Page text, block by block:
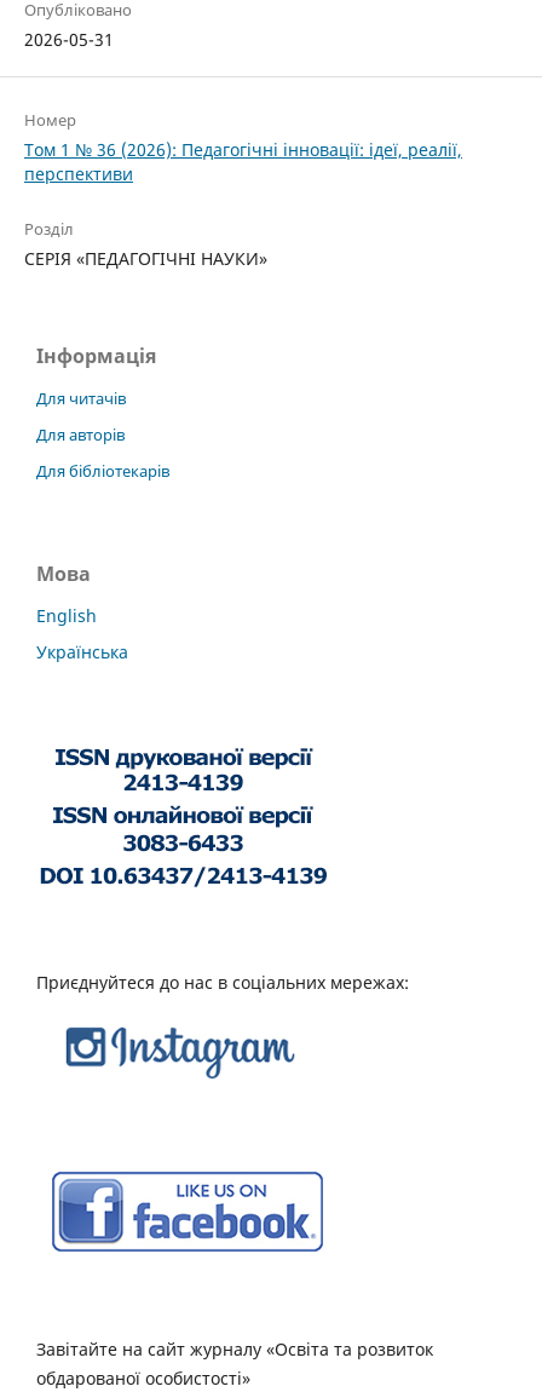
Опубліковано
2026-05-31
Номер
Том 1 № 36 (2026): Педагогічні інновації: ідеї, реалії,
перспективи
Розділ
СЕРІЯ «ПЕДАГОГІЧНІ НАУКИ»
Інформація
Для читачів
Для авторів
Для бібліотекарів
Мова
English
Українська
Приєднуйтеся до нас в соціальних мережах:
Завітайте на сайт журналу «Освіта та розвиток
обдарованої особистості»